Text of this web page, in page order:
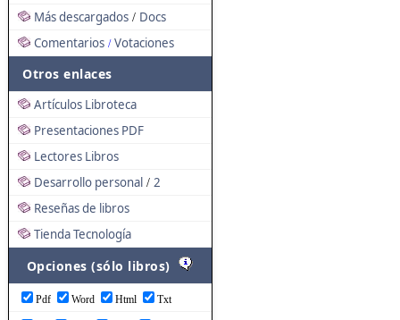
Más descargados / Docs
Comentarios / Votaciones
Otros enlaces
Artículos Libroteca
Presentaciones PDF
Lectores Libros
Desarrollo personal / 2
Reseñas de libros
Tienda Tecnología
Opciones (sólo libros)
Pdf Word Html Txt